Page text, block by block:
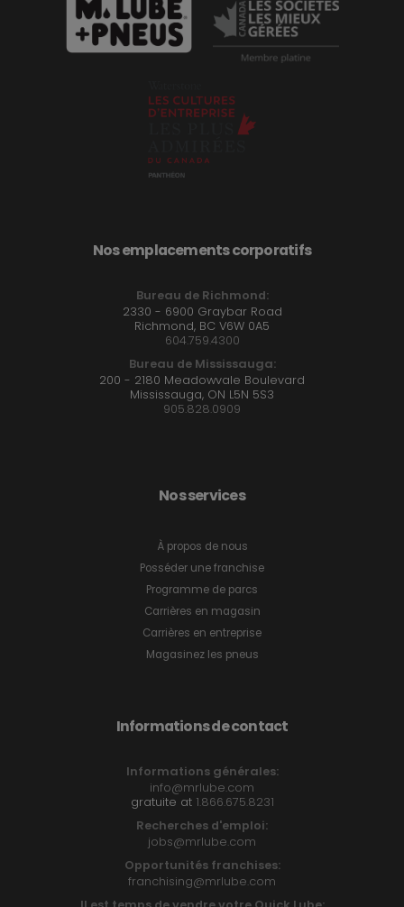
Nos emplacements corporatifs
Bureau de Richmond:
2330 - 6900 Graybar Road
Richmond, BC V6W 0A5
604.759.4300
Bureau de Mississauga:
200 - 2180 Meadowvale Boulevard
Mississauga, ON L5N 5S3
905.828.0909
Nos services
À propos de nous
Posséder une franchise
Programme de parcs
Carrières en magasin
Carrières en entreprise
Magasinez les pneus
Informations de contact
Informations générales:
info@mrlube.com
gratuite at 1.866.675.8231
Recherches d'emploi:
jobs@mrlube.com
Opportunités franchises:
franchising@mrlube.com